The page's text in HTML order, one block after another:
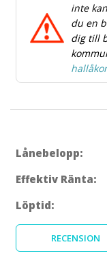
inte
du en
dig till
Lånebelopp:
Effektiv Ränta:
Löptid:
RECENSION